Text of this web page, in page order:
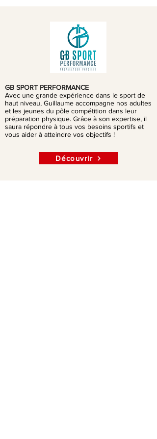
GB SPORT PERFORMANCE
Avec une grande expérience dans le sport de
haut niveau, Guillaume accompagne nos adultes
et les jeunes du pôle compétition dans leur
préparation physique. Grâce à son expertise, il
saura répondre à tous vos besoins sportifs et
vous aider à atteindre vos objectifs !
Découvrir